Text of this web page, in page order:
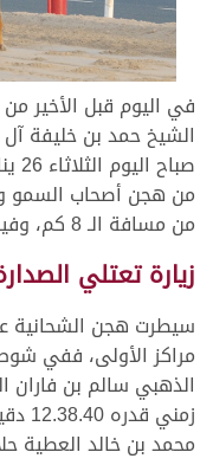
في اليوم قبل الأخير
الشيخ حمد بن خليفة آل
من مسافة الـ 8 كم، وفيها..
زيارة تعتلي
سيطرت هجن الشحانية
مراكز الأولى، ففي
الذهبي سالم بن فاران
محمد بن خالد العطية